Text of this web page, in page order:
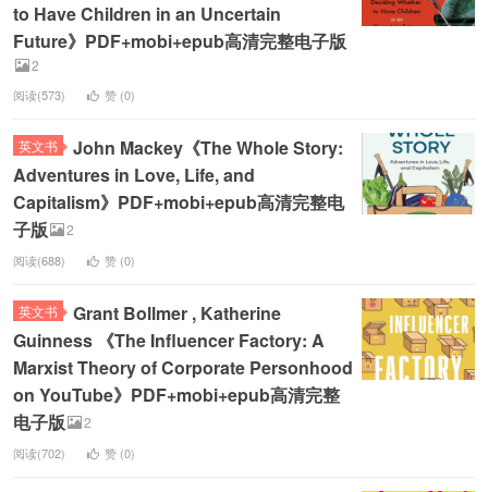
to Have Children in an Uncertain
Future》PDF+mobi+epub高清完整电子版
2
阅读(573) 赞 (0)
英文书
John Mackey《The Whole Story:
Adventures in Love, Life, and
Capitalism》PDF+mobi+epub高清完整电
子版
2
阅读(688) 赞 (0)
英文书
Grant Bollmer , Katherine
Guinness 《The Influencer Factory: A
Marxist Theory of Corporate Personhood
on YouTube》PDF+mobi+epub高清完整
电子版
2
阅读(702) 赞 (0)